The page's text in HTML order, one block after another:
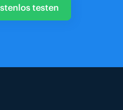
testen